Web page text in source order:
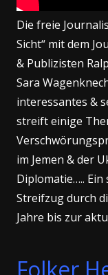
Die freie
Sicht“ mit dem
& Publizisten
Sara
interessantes &
streift einige
im Jemen & der
Diplomatie…..
Streifzug durch
Jahre bis zur